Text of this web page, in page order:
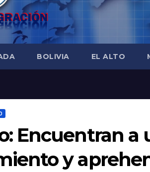
BOLIVIA EL ALTO
Encuentran a
y